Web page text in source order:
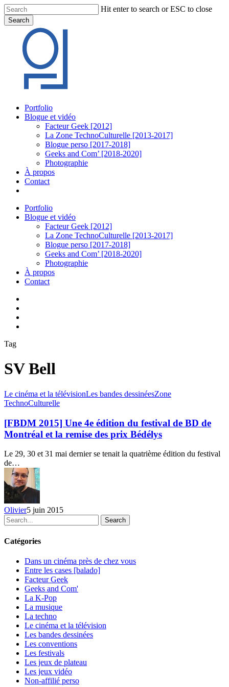
Skip
to
main
content
Hit enter to search or ESC to close
Search
Search
Menu
Portfolio
Blogue et vidéo
Facteur Geek [2012]
La Zone TechnoCulturelle [2013-2017]
Blogue perso [2017-2018]
Geeks and Com’ [2018-2020]
Photographie
À propos
Contact
Portfolio
Blogue et vidéo
Facteur Geek [2012]
La Zone TechnoCulturelle [2013-2017]
Blogue perso [2017-2018]
Geeks and Com’ [2018-2020]
Photographie
À propos
Contact
Tag
SV Bell
[FBDM
2015]
4e
édition
du
de
BD
Montréal
et
la
remise
des
Bédélys
Le cinéma et la télévisionLes bandes dessinéesZone
TechnoCulturelle
[FBDM 2015] Une 4e édition du festival de BD de
Montréal et la remise des prix Bédélys
Le 29, 30 et 31 mai dernier se tenait la quatrième édition du festival
de…
Olivier5 juin 2015
Search
Catégories
Dans un cinéma près de chez vous
Entre les cases [balado]
Facteur Geek
Geeks and Com'
La K-Pop
La musique
La techno
Le cinéma et la télévision
Les bandes dessinées
Les conventions
Les festivals
Les jeux de plateau
Les jeux vidéo
Non-affilié perso